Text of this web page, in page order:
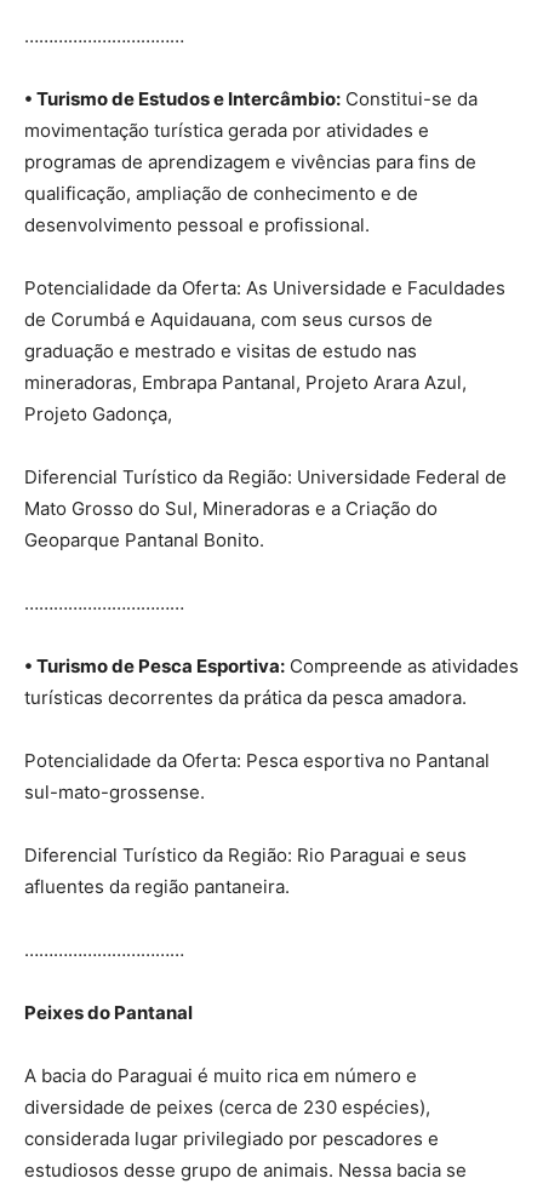
……………………………
• Turismo de Estudos e Intercâmbio: Constitui-se da
movimentação turística gerada por atividades e
programas de aprendizagem e vivências para fins de
qualificação, ampliação de conhecimento e de
desenvolvimento pessoal e profissional.
Potencialidade da Oferta: As Universidade e Faculdades
de Corumbá e Aquidauana, com seus cursos de
graduação e mestrado e visitas de estudo nas
mineradoras, Embrapa Pantanal, Projeto Arara Azul,
Projeto Gadonça,
Diferencial Turístico da Região: Universidade Federal de
Mato Grosso do Sul, Mineradoras e a Criação do
Geoparque Pantanal Bonito.
……………………………
• Turismo de Pesca Esportiva: Compreende as atividades
turísticas decorrentes da prática da pesca amadora.
Potencialidade da Oferta: Pesca esportiva no Pantanal
sul-mato-grossense.
Diferencial Turístico da Região: Rio Paraguai e seus
afluentes da região pantaneira.
……………………………
Peixes do Pantanal
A bacia do Paraguai é muito rica em número e
diversidade de peixes (cerca de 230 espécies),
considerada lugar privilegiado por pescadores e
estudiosos desse grupo de animais. Nessa bacia se